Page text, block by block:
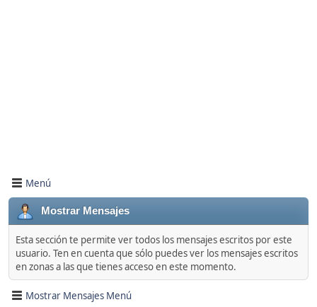
Menú
Mostrar Mensajes
Esta sección te permite ver todos los mensajes escritos por este
usuario. Ten en cuenta que sólo puedes ver los mensajes escritos
en zonas a las que tienes acceso en este momento.
Mostrar Mensajes Menú